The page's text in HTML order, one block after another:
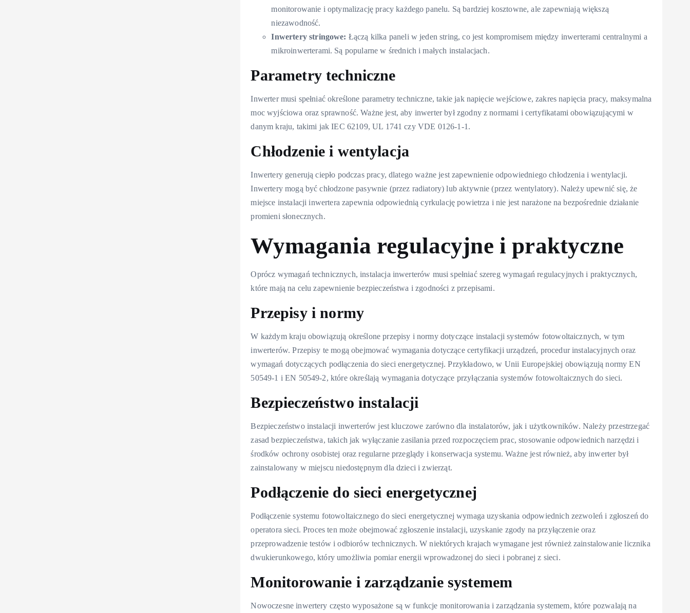
monitorowanie i optymalizację pracy każdego panelu. Są bardziej kosztowne, ale zapewniają większą
niezawodność.
Inwertery stringowe: Łączą kilka paneli w jeden string, co jest kompromisem między inwerterami centralnymi a
mikroinwerterami. Są popularne w średnich i małych instalacjach.
Parametry techniczne
Inwerter musi spełniać określone parametry techniczne, takie jak napięcie wejściowe, zakres napięcia pracy, maksymalna
moc wyjściowa oraz sprawność. Ważne jest, aby inwerter był zgodny z normami i certyfikatami obowiązującymi w
danym kraju, takimi jak IEC 62109, UL 1741 czy VDE 0126-1-1.
Chłodzenie i wentylacja
Inwertery generują ciepło podczas pracy, dlatego ważne jest zapewnienie odpowiedniego chłodzenia i wentylacji.
Inwertery mogą być chłodzone pasywnie (przez radiatory) lub aktywnie (przez wentylatory). Należy upewnić się, że
miejsce instalacji inwertera zapewnia odpowiednią cyrkulację powietrza i nie jest narażone na bezpośrednie działanie
promieni słonecznych.
Wymagania regulacyjne i praktyczne
Oprócz wymagań technicznych, instalacja inwerterów musi spełniać szereg wymagań regulacyjnych i praktycznych,
które mają na celu zapewnienie bezpieczeństwa i zgodności z przepisami.
Przepisy i normy
W każdym kraju obowiązują określone przepisy i normy dotyczące instalacji systemów fotowoltaicznych, w tym
inwerterów. Przepisy te mogą obejmować wymagania dotyczące certyfikacji urządzeń, procedur instalacyjnych oraz
wymagań dotyczących podłączenia do sieci energetycznej. Przykładowo, w Unii Europejskiej obowiązują normy EN
50549-1 i EN 50549-2, które określają wymagania dotyczące przyłączania systemów fotowoltaicznych do sieci.
Bezpieczeństwo instalacji
Bezpieczeństwo instalacji inwerterów jest kluczowe zarówno dla instalatorów, jak i użytkowników. Należy przestrzegać
zasad bezpieczeństwa, takich jak wyłączanie zasilania przed rozpoczęciem prac, stosowanie odpowiednich narzędzi i
środków ochrony osobistej oraz regularne przeglądy i konserwacja systemu. Ważne jest również, aby inwerter był
zainstalowany w miejscu niedostępnym dla dzieci i zwierząt.
Podłączenie do sieci energetycznej
Podłączenie systemu fotowoltaicznego do sieci energetycznej wymaga uzyskania odpowiednich zezwoleń i zgłoszeń do
operatora sieci. Proces ten może obejmować zgłoszenie instalacji, uzyskanie zgody na przyłączenie oraz
przeprowadzenie testów i odbiorów technicznych. W niektórych krajach wymagane jest również zainstalowanie licznika
dwukierunkowego, który umożliwia pomiar energii wprowadzonej do sieci i pobranej z sieci.
Monitorowanie i zarządzanie systemem
Nowoczesne inwertery często wyposażone są w funkcje monitorowania i zarządzania systemem, które pozwalają na